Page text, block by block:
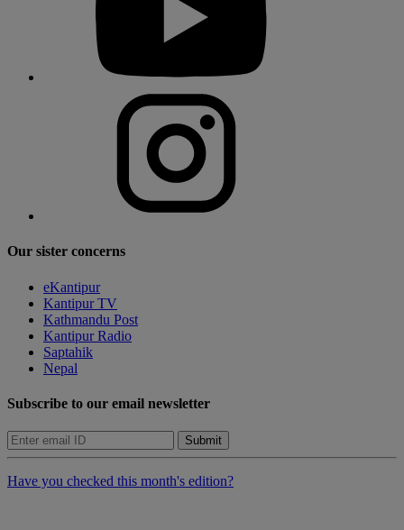
Our sister concerns
eKantipur
Kantipur TV
Kathmandu Post
Kantipur Radio
Saptahik
Nepal
Subscribe to our email newsletter
Submit
Have you checked this month's edition?